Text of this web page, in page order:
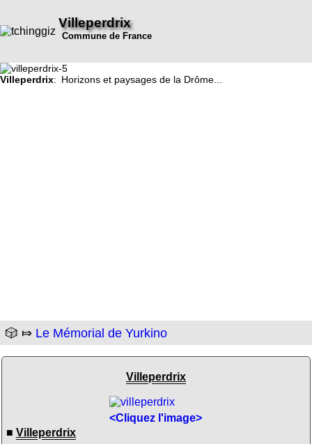
Villeperdrix
Commune de France
Villeperdrix: Horizons et paysages de la Drôme...
🎲 ⤇ Le Mémorial de Yurkino
Villeperdrix
<Cliquez l'image>
■ Villeperdrix